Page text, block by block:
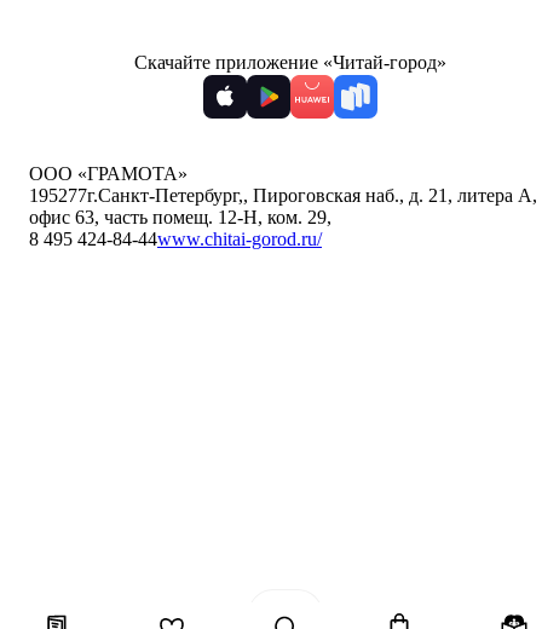
Скачайте приложение «Читай-город»
ООО «ГРАМОТА»
195277г.Санкт-Петербург,, Пироговская наб., д. 21, литера А,
офис 63, часть помещ. 12-Н, ком. 29,
8 495 424-84-44www.chitai-gorod.ru/